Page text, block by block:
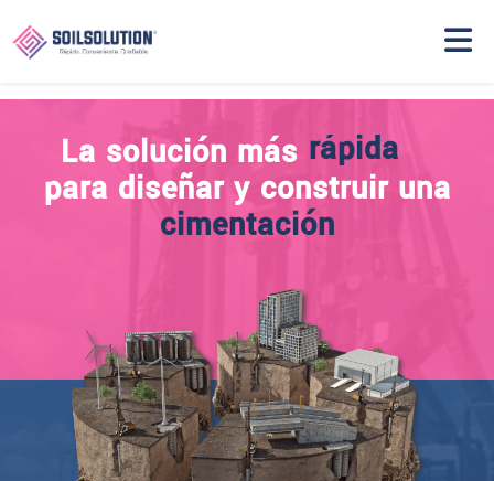
La solución más
rápida
confiable
conveniente
para diseñar y construir una
cimentación